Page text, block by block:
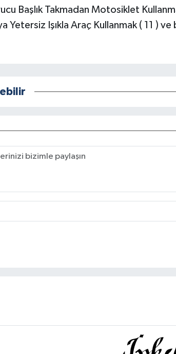
Başlık Takmadan Motosiklet
Yetersiz Işıkla Araç Kullanmak ( 11 )